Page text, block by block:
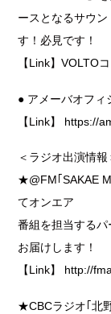
ースとなるサウ
す！必見です！
【Link】VOLTO
● アメーバオフィ
【Link】 https://
＜ラジオ出演情報
★@FM｢SAKAE
てオンエア
番組を担当する
お届けします！
【Link】 http://
★CBCラジオ｢北